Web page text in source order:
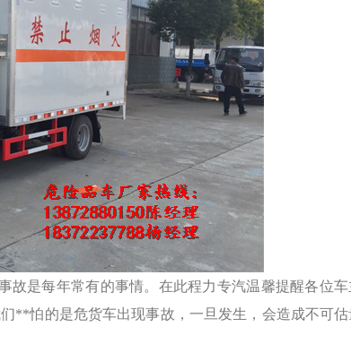
是每年常有的事情。在此程力专汽温馨提醒各位
**怕的是危货车出现事故，一旦发生，会造成不可